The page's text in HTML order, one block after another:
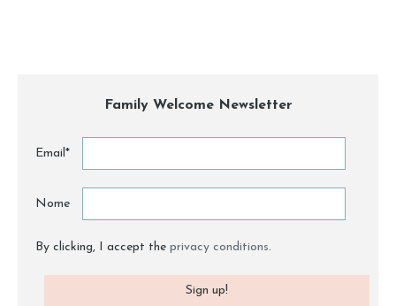
Family Welcome Newsletter
Email*
Nome
By clicking, I accept the privacy conditions.